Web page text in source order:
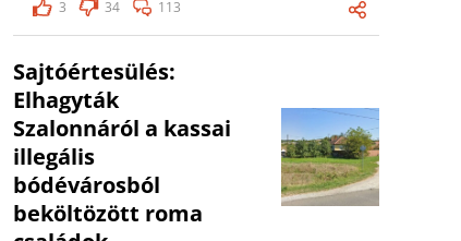
3
34 113
Sajtóértesülés:
Elhagyták
Szalonnáról a kassai
illegális
bódévárosból
beköltözött roma